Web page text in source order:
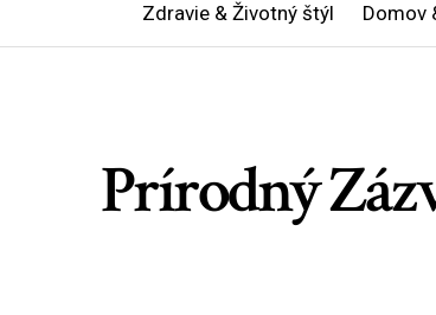
Zdravie & Životný štýl Domov
Prírodný